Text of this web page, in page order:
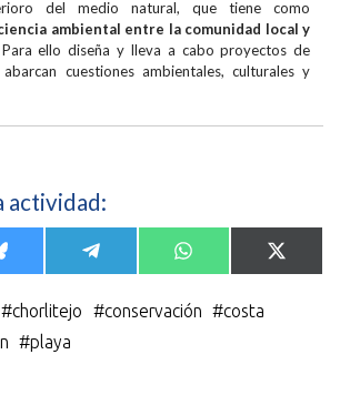
del medio natural, que tiene como
ambiental entre la comunidad local y
ello diseña y lleva a cabo proyectos de
cuestiones ambientales, culturales y
actividad:
Compartir
en
B
l
e
s
k
y
Compartir
en
e
e
g
Compartir
en
h
t
s
en
(
#chorlitejo #conservación #costa
#playa